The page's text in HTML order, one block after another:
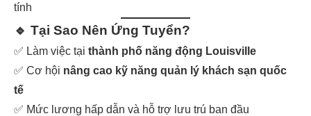
tính
🔹 Tại Sao Nên Ứng Tuyển?
✅ Làm việc tại thành phố năng động Louisville
✅ Cơ hội nâng cao kỹ năng quản lý khách sạn quốc
tế
✅ Mức lương hấp dẫn và hỗ trợ lưu trú ban đầu